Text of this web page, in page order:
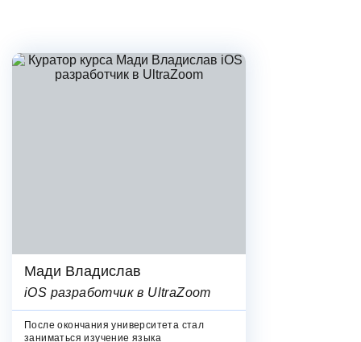
Мади Владислав
iOS разработчик в UltraZoom
После окончания университета стал
заниматься изучение языка